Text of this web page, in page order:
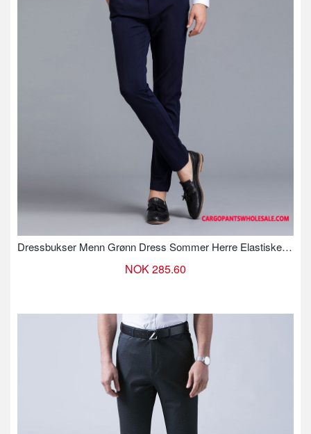
Dressbukser Menn Grønn Dress Sommer Herre Elastiske Tynne Bukser
NOK 285.60